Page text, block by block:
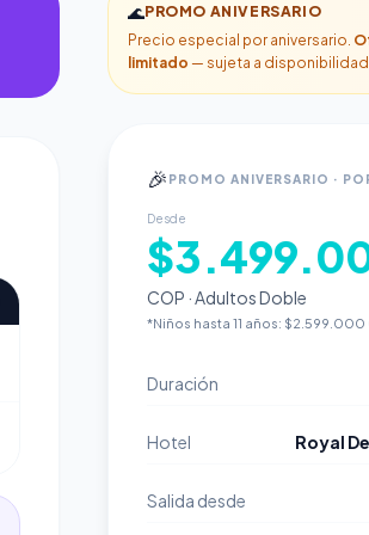
🌊PROMO ANIVERSARIO
Precio especial por aniversario.
limitado — sujeta a
🎉 PROMO ANIVERSARIO ·
Desde
COP · Adultos Doble
*Niños hasta 11 años: $2.599.000
Duración
Hotel Royal
Salida desde